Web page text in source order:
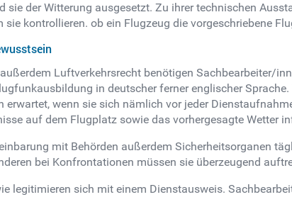
sie der Witterung ausgesetzt. Zu ihrer technischen
sie kontrollieren. ob ein Flugzeug die vorgeschriebene
Luftverkehrsrecht benötigen Sachbearbeiter/
in deutscher ferner englischer
wenn sie sich nämlich vor jeder
auf dem Flugplatz sowie das vorhergesagte Wetter
mit Behörden außerdem Sicherheitsorganen
bei Konfrontationen müssen sie überzeugend
legitimieren sich mit einem Dienstausweis.